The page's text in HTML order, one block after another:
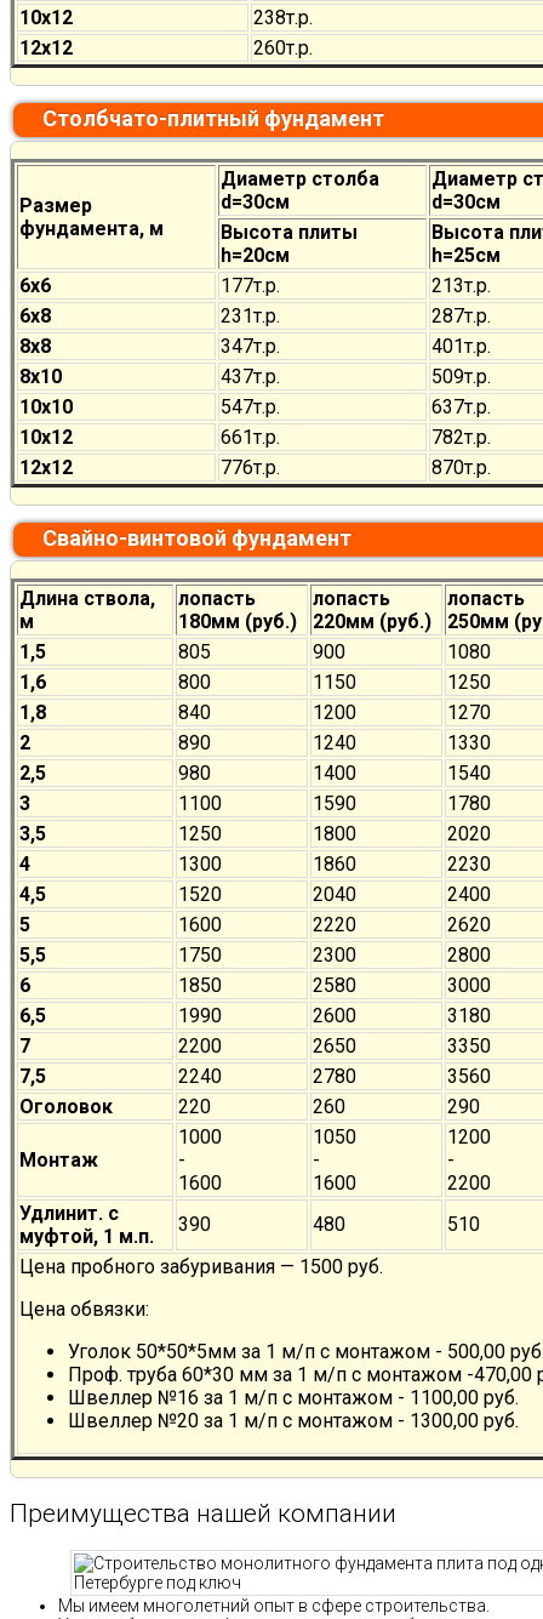
10х12
238т.р.
12х12
260т.р.
Столбчато-плитный фундамент
Размер
фундамента, м
Диаметр столба
d=30см
Диаметр
d=30см
Высота плиты
h=20см
Высота
h=25см
6х6
177т.р. 213т.р.
6х8
231т.р. 287т.р.
8х8
347т.р. 401т.р.
8х10
437т.р. 509т.р.
10х10
547т.р. 637т.р.
10х12
661т.р. 782т.р.
12х12
776т.р. 870т.р.
Свайно-винтовой фундамент
Длина ствола,
м
лопасть
180мм (руб.)
лопасть
220мм (руб.)
лопасть
250мм
1,5
805 900
1080
1,6
800 1150
1250
1,8
840 1200
1270
2
890 1240
1330
2,5
980 1400
1540
3
1100 1590
1780
3,5
1250 1800
2020
4
1300 1860
2230
4,5
1520 2040
2400
5
1600 2220
2620
5,5
1750 2300
2800
6
1850 2580
3000
6,5
1990 2600
3180
7
2200 2650
3350
7,5
2240 2780
3560
Оголовок
220 260 290
Монтаж
1000
-
1600
1050
-
1600
1200
-
2200
Удлинит. с
муфтой, 1 м.п.
390 480
510
Цена пробного забуривания — 1500 руб.
Цена обвязки:
Уголок 50*50*5мм за 1 м/п с монтажом - 500,00
Проф. труба 60*30 мм за 1 м/п с монтажом -470,00
Швеллер №16 за 1 м/п с монтажом - 1100,00 руб.
Швеллер №20 за 1 м/п с монтажом - 1300,00 руб.
Преимущества нашей компании
Мы имеем многолетний опыт в сфере строительства.